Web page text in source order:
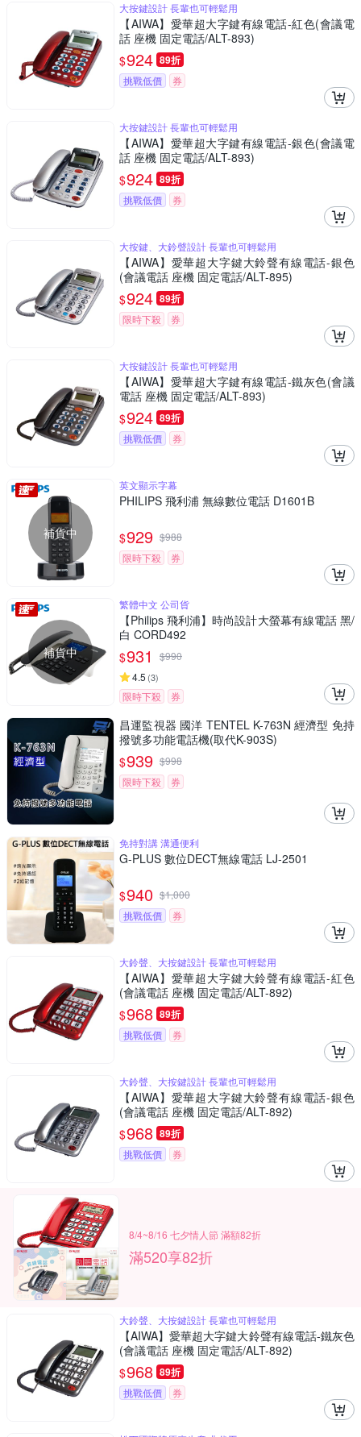
大按鍵設計 長輩也可輕鬆用
【AIWA】愛華超大字鍵有線電話-紅色(會議電
話 座機 固定電話/ALT-893)
$924 89折
挑戰低價 券
大按鍵設計 長輩也可輕鬆用
【AIWA】愛華超大字鍵有線電話-銀色(會議電
話 座機 固定電話/ALT-893)
$924 89折
挑戰低價 券
大按鍵、大鈴聲設計 長輩也可輕鬆用
【AIWA】愛華超大字鍵大鈴聲有線電話-銀色
(會議電話 座機 固定電話/ALT-895)
$924 89折
限時下殺 券
大按鍵設計 長輩也可輕鬆用
【AIWA】愛華超大字鍵有線電話-鐵灰色(會議
電話 座機 固定電話/ALT-893)
$924 89折
挑戰低價 券
補貨中
英文顯示字幕
PHILIPS 飛利浦 無線數位電話 D1601B
$929 $988
限時下殺
券
補貨中
繁體中文 公司貨
【Philips 飛利浦】時尚設計大螢幕有線電話 黑/
白 CORD492
$931 $990
4.5 (3)
限時下殺 券
昌運監視器 國洋 TENTEL K-763N 經濟型 免持
撥號多功能電話機(取代K-903S)
$939 $998
限時下殺
券
免持對講 溝通便利
G-PLUS 數位DECT無線電話 LJ-2501
$940 $1,000
挑戰低價
券
大鈴聲、大按鍵設計 長輩也可輕鬆用
【AIWA】愛華超大字鍵大鈴聲有線電話-紅色
(會議電話 座機 固定電話/ALT-892)
$968 89折
挑戰低價 券
大鈴聲、大按鍵設計 長輩也可輕鬆用
【AIWA】愛華超大字鍵大鈴聲有線電話-銀色
(會議電話 座機 固定電話/ALT-892)
$968 89折
挑戰低價 券
8/4~8/16 七夕情人節 滿額82折
滿520享82折
大鈴聲、大按鍵設計 長輩也可輕鬆用
【AIWA】愛華超大字鍵大鈴聲有線電話-鐵灰色
(會議電話 座機 固定電話/ALT-892)
$968 89折
挑戰低價 券